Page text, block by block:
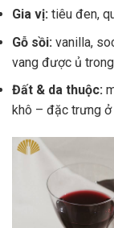
Gia vị: tiêu đen,
Gỗ sồi: vanilla,
vang được ủ
Đất & da thuộc:
khô – đặc trưng ở